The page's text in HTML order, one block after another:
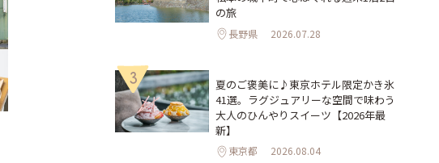
の旅
長野県 2026.07.28
3
夏のご褒美に♪東京ホテル限定かき氷
41選。ラグジュアリーな空間で味わう
大人のひんやりスイーツ【2026年最
新】
東京都 2026.08.04